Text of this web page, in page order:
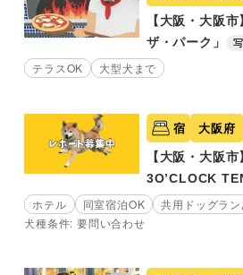
【大阪・大阪
ザ・パーク」
テラスOK 大型犬まで
宿 大阪府
【大阪・大阪
3O’CLOCK
ホテル 同室宿泊OK
共用ドッグラン
犬種条件: 要問い合わせ